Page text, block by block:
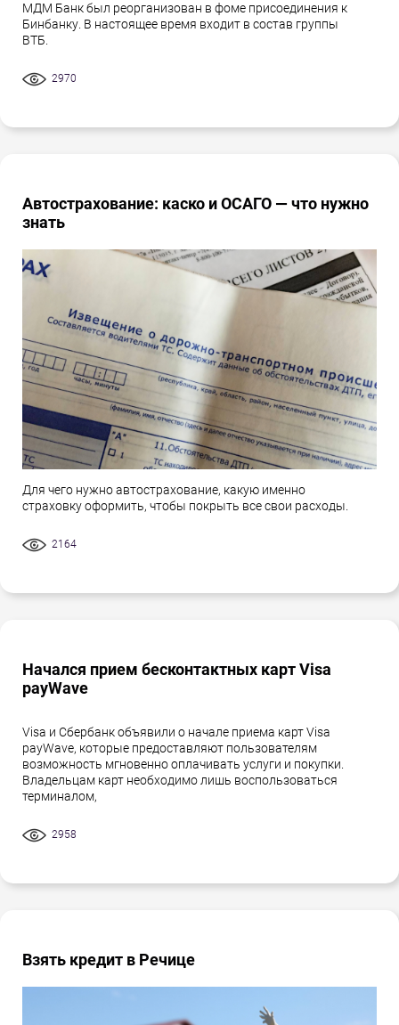
МДМ Банк был реорганизован в фоме присоединения к
Бинбанку. В настоящее время входит в состав группы
ВТБ.
2970
Автострахование: каско и ОСАГО — что нужно
знать
Для чего нужно автострахование, какую именно
страховку оформить, чтобы покрыть все свои расходы.
2164
Начался прием бесконтактных карт Visa
payWave
Visa и Сбербанк объявили о начале приема карт Visa
payWave, которые предоставляют пользователям
возможность мгновенно оплачивать услуги и покупки.
Владельцам карт необходимо лишь воспользоваться
терминалом,
2958
Взять кредит в Речице